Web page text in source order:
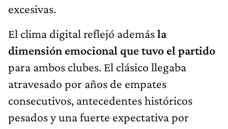
excesivas.
El clima digital reflejó ademásla
dimensión emocional que tuvo el partido
para ambos clubes. El clásico llegaba
atravesado por años de empates
consecutivos, antecedentes históricos
pesados y una fuerte expectativa por